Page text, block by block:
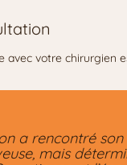
avec votre chirurgien
a rencontré
mais